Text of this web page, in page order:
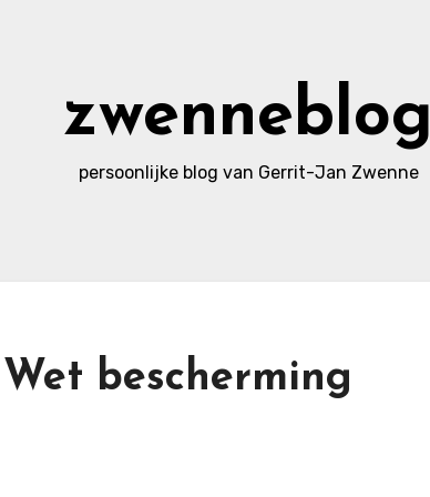
zwenneblog
persoonlijke blog van Gerrit-Jan Zwenne
bescherming